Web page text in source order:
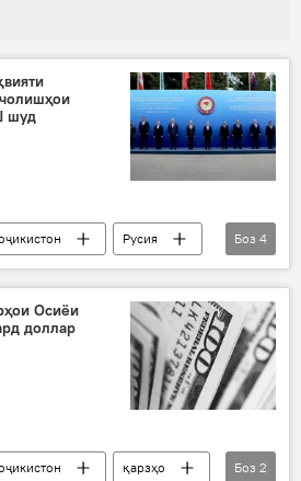
шуд
Русия
Қирғизистон
Боз 4
Осиёи
доллар
қарзҳо
Боз 2